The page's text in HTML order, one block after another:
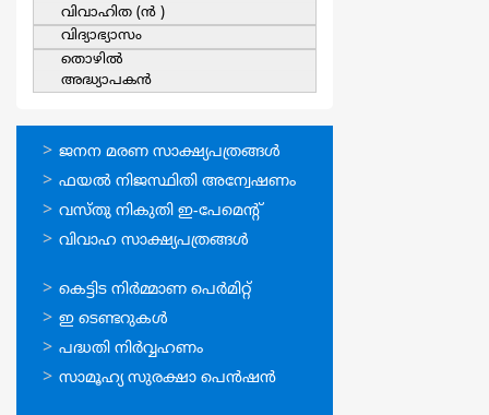
വിവാഹിത (ന്‍ )
വിദ്യാഭ്യാസം
തൊഴില്‍
അദ്ധ്യാപകന്‍
ഓണ്‍ലൈന്‍
സേവനങ്ങള്‍
ജനന മരണ സാക്ഷ്യപത്രങ്ങള്‍
ഫയല്‍ നിജസ്ഥിതി അന്വേഷണം
വസ്തു നികുതി ഇ-പേമെന്റ്
വിവാഹ സാക്ഷ്യപത്രങ്ങള്‍
ഓണ്‍ലൈന്‍
സേവനങ്ങള്‍
കെട്ടിട നിര്‍മ്മാണ പെര്‍മിറ്റ്‌
ഇ ടെണ്ടറുകള്‍
പദ്ധതി നിര്‍വ്വഹണം
സാമൂഹ്യ സുരക്ഷാ പെന്‍ഷന്‍